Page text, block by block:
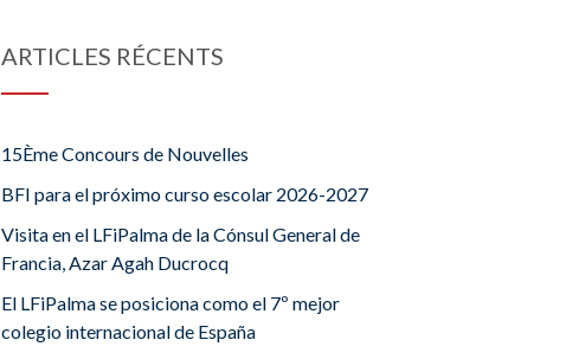
ARTICLES RÉCENTS
15Ème Concours de Nouvelles
BFI para el próximo curso escolar 2026-2027
Visita en el LFiPalma de la Cónsul General de
Francia, Azar Agah Ducrocq
El LFiPalma se posiciona como el 7º mejor
colegio internacional de España